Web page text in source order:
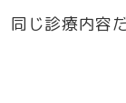
同じ診療内容